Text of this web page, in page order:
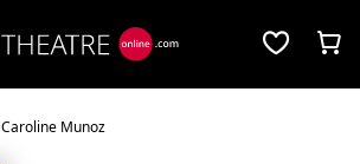
Caroline Munoz